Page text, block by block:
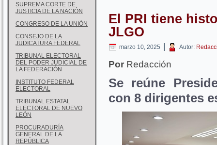
SUPREMA CORTE DE
JUSTICIA DE LA NACIÓN
CONGRESO DE LA UNIÓN
CONSEJO DE LA
JUDICATURA FEDERAL
TRIBUNAL ELECTORAL
DEL PODER JUDICIAL DE
LA FEDERACIÓN
INSTITUTO FEDERAL
ELECTORAL
TRIBUNAL ESTATAL
ELECTORAL DE NUEVO
LEÓN
PROCURADURÍA
GENERAL DE LA
REPÚBLICA
El PRI tiene
JLGO
marzo 10, 2025 | Autor:
Por Redacción
Se reúne
con 8 dirigentes